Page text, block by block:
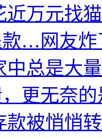
近万元找
款…网友炸
中总是大
，更无奈
款被悄悄